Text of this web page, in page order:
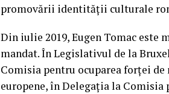
promovării identității culturale
Din iulie 2019, Eugen Tomac este
mandat. În Legislativul de la
Comisia pentru ocuparea forței
europene, în Delegația la Comisia